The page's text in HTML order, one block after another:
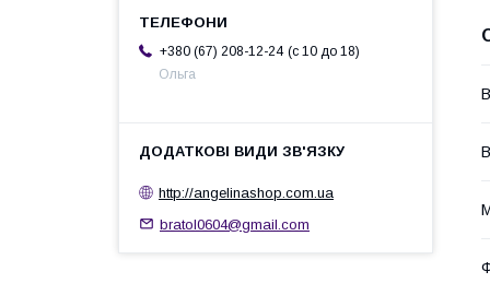
+380 (67) 208-12-24 c 10 до 18
Ольга
http://angelinashop.com.ua
bratol0604@gmail.com